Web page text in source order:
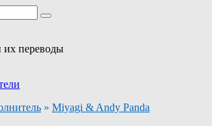
их переводы
» Miyagi & Andy Panda